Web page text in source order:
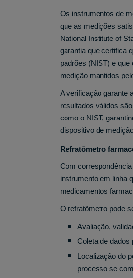
Os instrumentos de
que as medições
National Institute of
garantia que certifica
padrões (NIST) e
medição mantidos
A verificação garante
resultados válidos
como o NIST,
dispositivo de
Refratômetro
Com
instrumento em linha
medicamentos
O refratômetro pode
Avaliação,
Coleta de dados
Localização do
processo se